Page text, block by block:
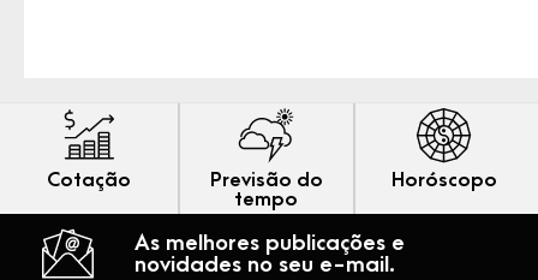
Cotação
Previsão do
tempo
Horóscopo
As melhores publicações e
novidades no seu e-mail.